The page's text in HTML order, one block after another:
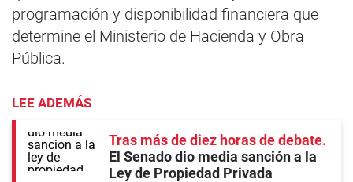
programación y disponibilidad financiera que
determine el Ministerio de Hacienda y Obra
Pública.
LEE ADEMÁS
Tras más de diez horas de debate
El Senado dio media sanción a la
Ley de Propiedad Privada